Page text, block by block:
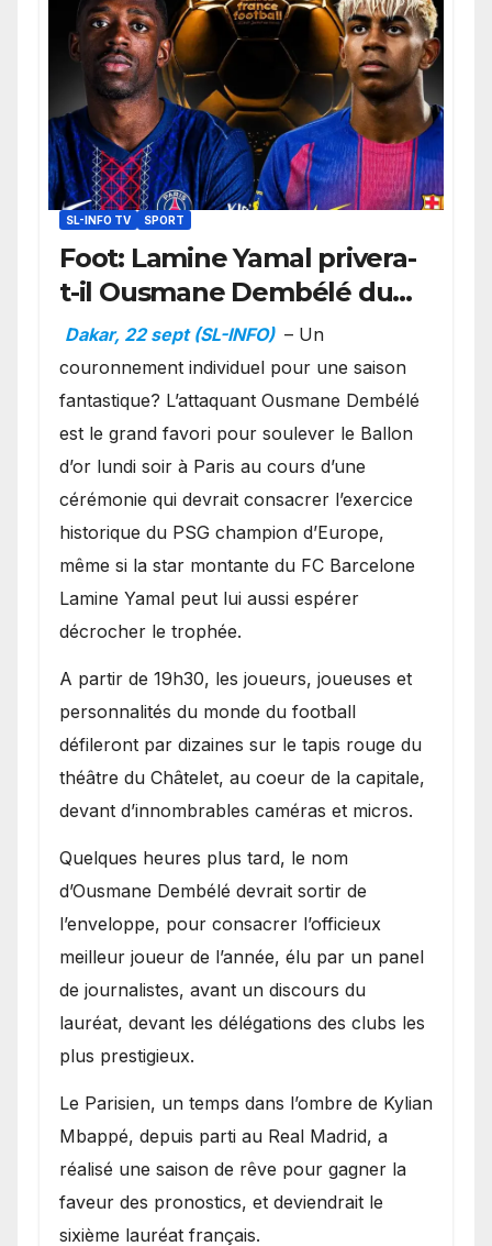
SL-INFO TV SPORT
Foot: Lamine Yamal privera-
t-il Ousmane Dembélé du
Ballon d’or ?
Dakar, 22 sept (SL-INFO) – Un
couronnement individuel pour une saison
fantastique? L’attaquant Ousmane Dembélé
est le grand favori pour soulever le Ballon
d’or lundi soir à Paris au cours d’une
cérémonie qui devrait consacrer l’exercice
historique du PSG champion d’Europe,
même si la star montante du FC Barcelone
Lamine Yamal peut lui aussi espérer
décrocher le trophée.
A partir de 19h30, les joueurs, joueuses et
personnalités du monde du football
défileront par dizaines sur le tapis rouge du
théâtre du Châtelet, au coeur de la capitale,
devant d’innombrables caméras et micros.
Quelques heures plus tard, le nom
d’Ousmane Dembélé devrait sortir de
l’enveloppe, pour consacrer l’officieux
meilleur joueur de l’année, élu par un panel
de journalistes, avant un discours du
lauréat, devant les délégations des clubs les
plus prestigieux.
Le Parisien, un temps dans l’ombre de Kylian
Mbappé, depuis parti au Real Madrid, a
réalisé une saison de rêve pour gagner la
faveur des pronostics, et deviendrait le
sixième lauréat français.